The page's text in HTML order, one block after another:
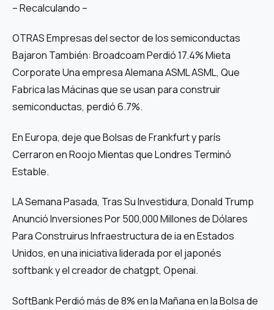
– Recalculando –
OTRAS Empresas del sector de los semiconductas
Bajaron También: Broadcoam Perdió 17.4% Mieta
Corporate Una empresa Alemana ASML ASML, Que
Fabrica las Mácinas que se usan para construir
semiconductas, perdió 6.7%.
En Europa, deje que Bolsas de Frankfurt y parís
Cerraron en Roojo Mientas que Londres Terminó
Estable.
LA Semana Pasada, Tras Su Investidura, Donald Trump
Anunció Inversiones Por 500,000 Millones de Dólares
Para Construirus Infraestructura de ia en Estados
Unidos, en una iniciativa liderada por el japonés
softbank y el creador de chatgpt, Openai.
SoftBank Perdió más de 8% en la Mañana en la Bolsa de